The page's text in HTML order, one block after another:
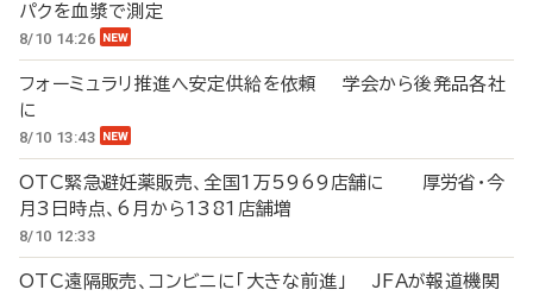
パクを血漿で測定
8/10 14:26
フォーミュラリ推進へ安定供給を依頼 学会から後発品各社
に
8/10 13:43
OTC緊急避妊薬販売、全国1万5969店舗に 厚労省・今
月3日時点、6月から1381店舗増
8/10 12:33
OTC遠隔販売、コンビニに「大きな前進」 JFAが報道機関